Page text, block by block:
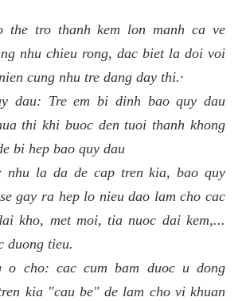
the tro thanh kem lon manh ca ve
nhu chieu rong, dac biet la doi voi
cung nhu tre dang day thi.·
dau: Tre em bi dinh bao quy dau
thi khi buoc den tuoi thanh khong
bi hep bao quy dau
nhu la da de cap tren kia, bao quy
gay ra hep lo nieu dao lam cho cac
kho, met moi, tia nuoc dai kem,...
duong tieu.
o cho: cac cum bam duoc u dong
kia "cau be" de lam cho vi khuan